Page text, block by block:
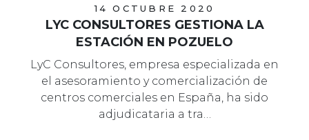
14 OCTUBRE 2020
LYC CONSULTORES GESTIONA LA
ESTACIÓN EN POZUELO
LyC Consultores, empresa especializada en
el asesoramiento y comercialización de
centros comerciales en España, ha sido
adjudicataria a tra…